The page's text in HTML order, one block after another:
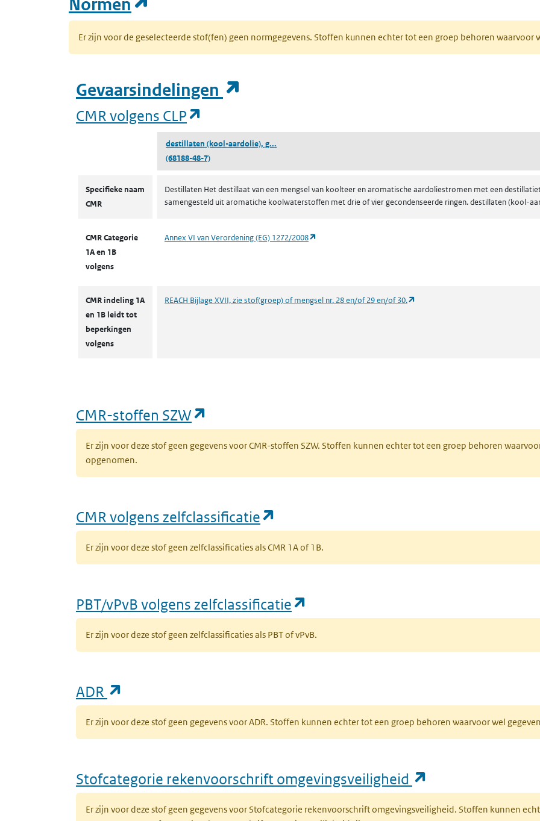
Normen
Er zijn voor de geselecteerde stof(fen) geen normgegevens. Stoffen kunnen echter tot een groep behoren waarvoor
Gevaarsindelingen
CMR volgens CLP
destillaten (kool-aardolie), g...
(68188-48-7)
Specifieke naam
CMR
Destillaten Het destillaat van een mengsel van koolteer en aromatische aardoliestromen met een
samengesteld uit aromatiche koolwaterstoffen met drie of vier gecondenseerde ringen. destillaten (kool-
CMR Categorie
1A en 1B
volgens
Annex VI van Verordening (EG) 1272/2008
CMR indeling 1A
en 1B leidt tot
beperkingen
volgens
REACH Bijlage XVII, zie stof(groep) of mengsel nr. 28 en/of 29 en/of 30.
CMR-stoffen SZW
Er zijn voor deze stof geen gegevens voor CMR-stoffen SZW. Stoffen kunnen echter tot een groep behoren
opgenomen.
CMR volgens zelfclassificatie
Er zijn voor deze stof geen zelfclassificaties als CMR 1A of 1B.
PBT/vPvB volgens zelfclassificatie
Er zijn voor deze stof geen zelfclassificaties als PBT of vPvB.
ADR
Er zijn voor deze stof geen gegevens voor ADR. Stoffen kunnen echter tot een groep behoren waarvoor wel
Stofcategorie rekenvoorschrift omgevingsveiligheid
Er zijn voor deze stof geen gegevens voor Stofcategorie rekenvoorschrift omgevingsveiligheid. Stoffen kunnen